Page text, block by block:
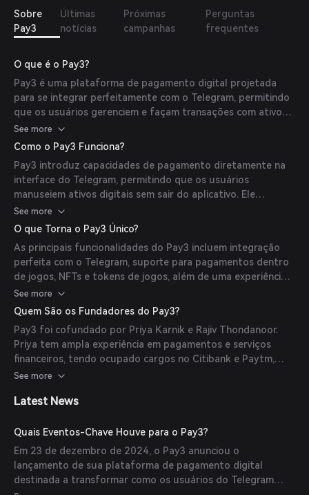
Sobre
Pay3
Últimas
notícias
Próximas
campanhas
Perguntas
frequentes
O que é o Pay3?
Pay3 é uma plataforma de pagamento digital projetada
para se integrar perfeitamente com o Telegram, permitindo
que os usuários gerenciem e façam transações com ativos
digitais dentro do aplicativo de mensagens. Seu objetivo é
simplificar as transações de criptomoedas dentro do
ecossistema TON e ampliar o acesso às finanças
descentralizadas.
See more
Como o Pay3 Funciona?
Pay3 introduz capacidades de pagamento diretamente na
interface do Telegram, permitindo que os usuários
manuseiem ativos digitais sem sair do aplicativo. Ele
aproveita a infraestrutura blockchain do TON para garantir
transações seguras e eficientes.
See more
O que Torna o Pay3 Único?
As principais funcionalidades do Pay3 incluem integração
perfeita com o Telegram, suporte para pagamentos dentro
de jogos, NFTs e tokens de jogos, além de uma experiência
de checkout simplificada com suporte para mais de 100
países e moedas.
See more
Quem São os Fundadores do Pay3?
Pay3 foi cofundado por Priya Karnik e Rajiv Thondanoor.
Priya tem ampla experiência em pagamentos e serviços
financeiros, tendo ocupado cargos no Citibank e Paytm,
além de fundado a Dvara Money. Rajiv tem mais de 18 anos
corporativos, com passagens por empresas como Yahoo,
See more
Latest News
Quais Eventos-Chave Houve para o Pay3?
Em 23 de dezembro de 2024, o Pay3 anunciou o
lançamento de sua plataforma de pagamento digital
destinada a transformar como os usuários do Telegram